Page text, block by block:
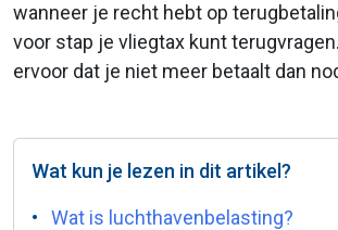
wanneer je recht hebt op
voor stap je vliegtax kunt
ervoor dat je niet meer betaalt dan
Wat kun je lezen in dit artikel?
Wat is luchthavenbelasting?